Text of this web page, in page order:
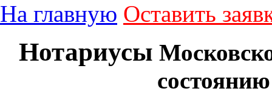
На главную Оставить
Нотариусы